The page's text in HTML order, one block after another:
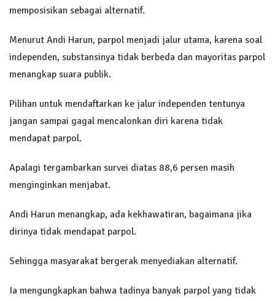
memposisikan sebagai alternatif.
Menurut Andi Harun, parpol menjadi jalur utama, karena soal
independen, substansinya tidak berbeda dan mayoritas parpol
menangkap suara publik.
Pilihan untuk mendaftarkan ke jalur independen tentunya
jangan sampai gagal mencalonkan diri karena tidak
mendapat parpol.
Apalagi tergambarkan survei diatas 88,6 persen masih
menginginkan menjabat.
Andi Harun menangkap, ada kekhawatiran, bagaimana jika
dirinya tidak mendapat parpol.
Sehingga masyarakat bergerak menyediakan alternatif.
Ia mengungkapkan bahwa tadinya banyak parpol yang tidak